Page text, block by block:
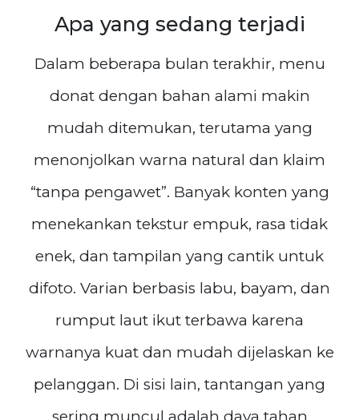
Apa yang sedang terjadi
Dalam beberapa bulan terakhir, menu
donat dengan bahan alami makin
mudah ditemukan, terutama yang
menonjolkan warna natural dan klaim
“tanpa pengawet”. Banyak konten yang
menekankan tekstur empuk, rasa tidak
enek, dan tampilan yang cantik untuk
difoto. Varian berbasis labu, bayam, dan
rumput laut ikut terbawa karena
warnanya kuat dan mudah dijelaskan ke
pelanggan. Di sisi lain, tantangan yang